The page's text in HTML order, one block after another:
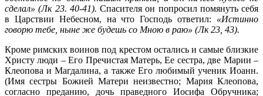
сделал» (Лк 23. 40-41). Спасителя он попросил помянуть себя
в Царствии Небесном, на что Господь ответил:
«Истинно
говорю тебе, ныне же будешь со Мною в раю» (Лк 23, 43).
Кроме римских воинов под крестом остались и самые близкие
Христу люди – Его Пречистая Матерь, Ее сестра, две Марии –
Клеопова и Магдалина, а также Его любимый ученик Иоанн.
(Имя сестры Божией Матери неизвестно; Мария Клеопова,
согласно преданию, дочь праведного Иосифа Обручника;